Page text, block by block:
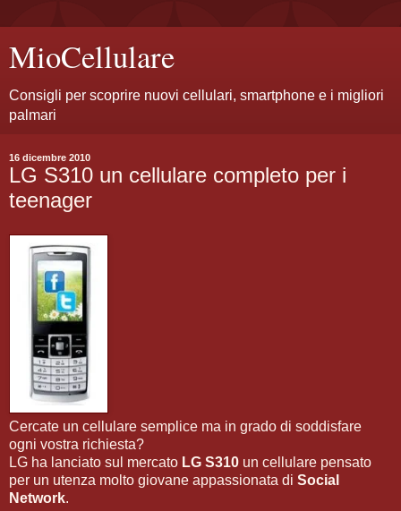
MioCellulare
Consigli per scoprire nuovi cellulari, smartphone e i migliori
palmari
16 dicembre 2010
LG S310 un cellulare completo per i
teenager
Cercate un cellulare semplice ma in grado di soddisfare
ogni vostra richiesta?
LG ha lanciato sul mercato LG S310 un cellulare pensato
per un utenza molto giovane appassionata di Social
Network.